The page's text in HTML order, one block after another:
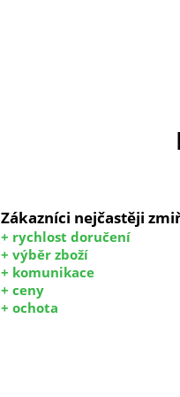
Zákazníci nejčastěji
+ rychlost doručení
+ výběr zboží
+ komunikace
+ ceny
+ ochota